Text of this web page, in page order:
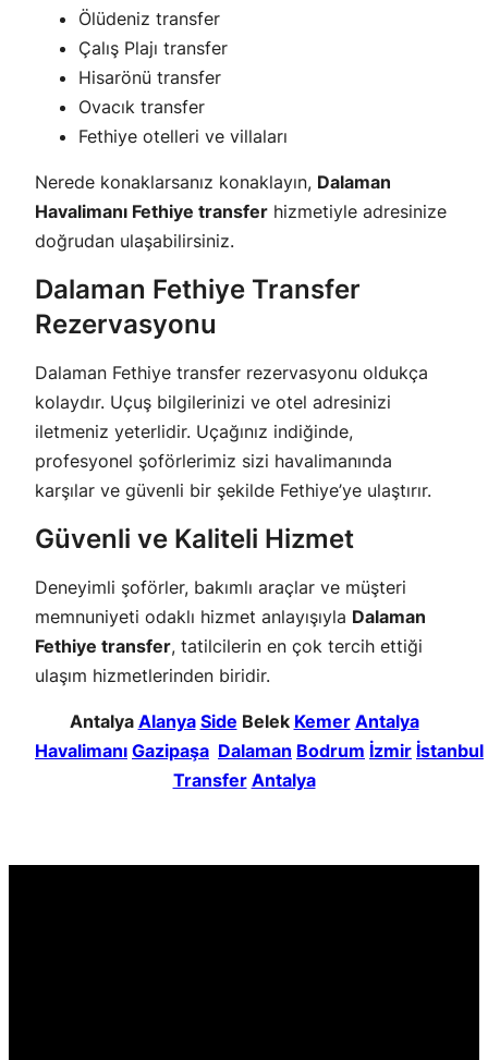
Ölüdeniz transfer
Çalış Plajı transfer
Hisarönü transfer
Ovacık transfer
Fethiye otelleri ve villaları
Nerede konaklarsanız konaklayın, Dalaman
Havalimanı Fethiye transfer hizmetiyle adresinize
doğrudan ulaşabilirsiniz.
Dalaman Fethiye Transfer
Rezervasyonu
Dalaman Fethiye transfer rezervasyonu oldukça
kolaydır. Uçuş bilgilerinizi ve otel adresinizi
iletmeniz yeterlidir. Uçağınız indiğinde,
profesyonel şoförlerimiz sizi havalimanında
karşılar ve güvenli bir şekilde Fethiye’ye ulaştırır.
Güvenli ve Kaliteli Hizmet
Deneyimli şoförler, bakımlı araçlar ve müşteri
memnuniyeti odaklı hizmet anlayışıyla Dalaman
Fethiye transfer, tatilcilerin en çok tercih ettiği
ulaşım hizmetlerinden biridir.
Antalya Alanya Side Belek Kemer Antalya
Havalimanı Gazipaşa Dalaman Bodrum İzmir İstanbul
Transfer Antalya